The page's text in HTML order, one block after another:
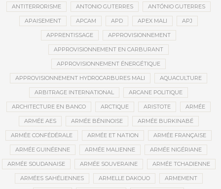
ANTITERRORISME ANTONIO GUTERRES ANTÓNIO GUTERRES
APAISEMENT APCAM APD APEX MALI APJ
APPRENTISSAGE APPROVISIONNEMENT
APPROVISIONNEMENT EN CARBURANT
APPROVISIONNEMENT ÉNERGÉTIQUE
APPROVISIONNEMENT HYDROCARBURES MALI AQUACULTURE
ARBITRAGE INTERNATIONAL ARCANE POLITIQUE
ARCHITECTURE EN BANCO ARCTIQUE ARISTOTE ARMÉE
ARMÉE AES ARMÉE BÉNINOISE ARMÉE BURKINABÉ
ARMÉE CONFÉDÉRALE ARMÉE ET NATION ARMÉE FRANÇAISE
ARMÉE GUINÉENNE ARMÉE MALIENNE ARMÉE NIGÉRIANE
ARMÉE SOUDANAISE ARMÉE SOUVERAINE ARMÉE TCHADIENNE
ARMÉES SAHÉLIENNES ARMELLE DAKOUO ARMEMENT